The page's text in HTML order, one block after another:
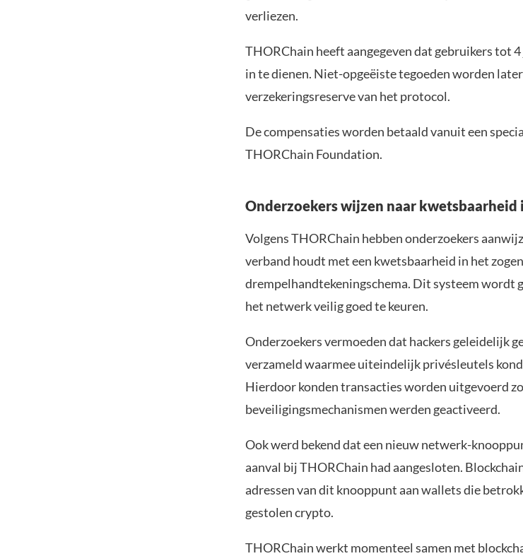
verliezen.
THORChain heeft aangegeven dat gebruikers tot
in te dienen. Niet-opgeëiste tegoeden worden
verzekeringsreserve van het protocol.
De compensaties worden betaald vanuit een
THORChain Foundation.
Onderzoekers wijzen naar kwetsbaarheid
Volgens THORChain hebben onderzoekers
verband houdt met een kwetsbaarheid in het
drempelhandtekeningschema. Dit systeem wordt
het netwerk veilig goed te keuren.
Onderzoekers vermoeden dat hackers geleidelijk
verzameld waarmee uiteindelijk privésleutels
Hierdoor konden transacties worden uitgevoerd
beveiligingsmechanismen werden geactiveerd.
Ook werd bekend dat een nieuw netwerk-
aanval bij THORChain had aangesloten.
adressen van dit knooppunt aan wallets die
gestolen crypto.
THORChain werkt momenteel samen met